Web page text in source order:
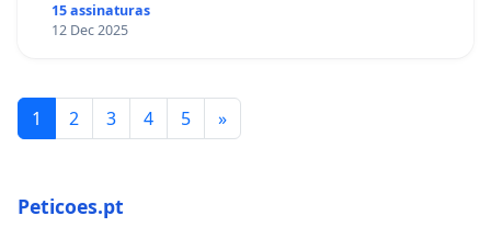
15 assinaturas
12 Dec 2025
1 2 3 4 5 »
Peticoes.pt